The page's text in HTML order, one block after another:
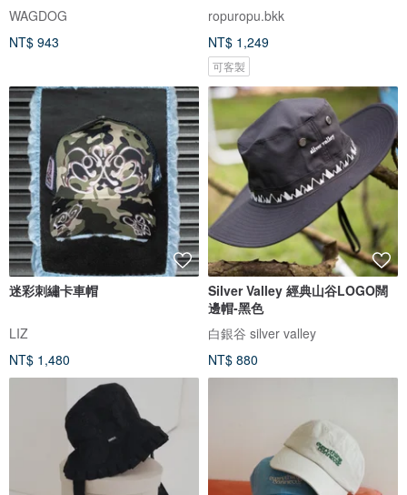
WAGDOG
NT$ 943
ropuropu.bkk
NT$ 1,249
可客製
迷彩刺繡卡車帽
LIZ
NT$ 1,480
Silver Valley 經典山谷LOGO闊
邊帽-黑色
白銀谷 silver valley
NT$ 880